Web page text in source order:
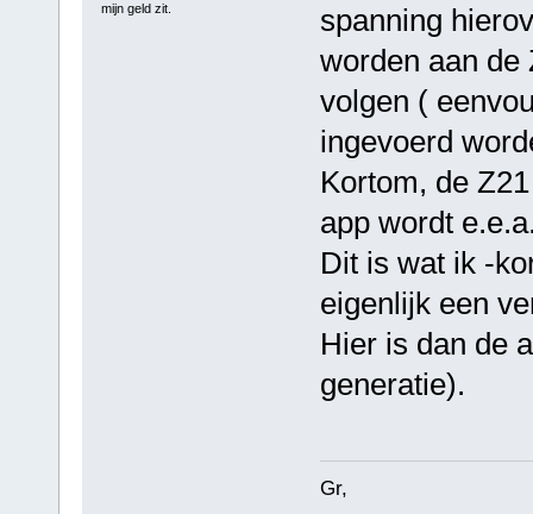
mijn geld zit.
spanning
worden aan de
volgen (
ingevoerd
Kortom, de
app wordt
Dit is wat ik -
eigenlijk een
Hier is dan de
generatie).
Gr,